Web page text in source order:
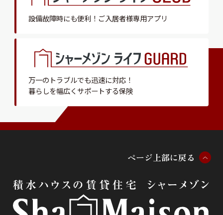
設備故障時にも便利！ ご入居者様専用アプリ
万一のトラブルでも迅速に対応！
暮らしを幅広くサポートする保険
ページ 上部に戻る